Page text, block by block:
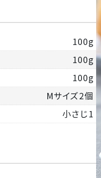
100g
100g
100g
Mサイズ2個
小さじ1